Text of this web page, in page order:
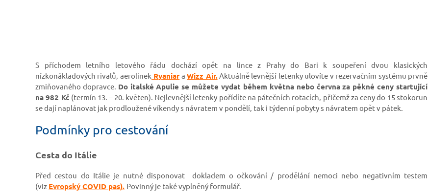
S příchodem letního letového řádu dochází opět na lince z Prahy do Bari k soupeření dvou klasických
nízkonákladových rivalů, aerolinek Ryaniar aWizz Air. Aktuálně levnější letenky ulovíte v rezervačním systému prvně
zmiňovaného dopravce. Do italské Apulie se můžete vydat během května nebo června za pěkné ceny startující
na 982 Kč (termín 13. – 20. květen). Nejlevnější letenky pořídíte na pátečních rotacích, přičemž za ceny do 15 stokorun
se dají naplánovat jak prodloužené víkendy s návratem v pondělí, tak i týdenní pobyty s návratem opět v pátek.
Podmínky pro cestování
Cesta do Itálie
Před cestou do Itálie je nutné disponovat dokladem o očkování / prodělání nemoci nebo negativním testem
(viz Evropský COVID pas). Povinný je také vyplněný formulář.